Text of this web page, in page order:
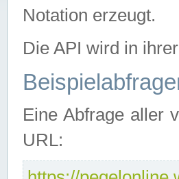
Notation erzeugt.
Die API wird in ihrer
Eine Abfrage aller
URL: